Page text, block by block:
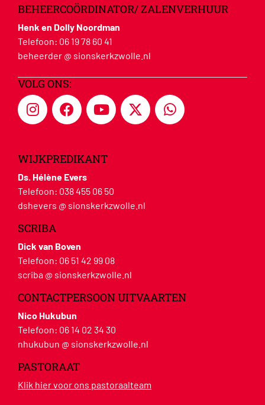
BEHEERCOÖRDINATOR/ ZALENVERHUUR
Henk en Dolly Noordman
Telefoon: 06 19 78 60 41
beheerder @ sionskerkzwolle.nl
VOLG ONS:
WIJKPREDIKANT
Ds. Hélène Evers
Telefoon: 038 455 06 50
dshevers @ sionskerkzwolle.nl
SCRIBA
Dick van Boven
Telefoon: 06 51 42 99 08
scriba @ sionskerkzwolle.nl
CONTACTPERSOON UITVAARTEN
Nico Hukubun
Telefoon: 06 14 02 34 30
nhukubun @ sionskerkzwolle.nl
PASTORAAT
Klik hier voor ons pastoraalteam